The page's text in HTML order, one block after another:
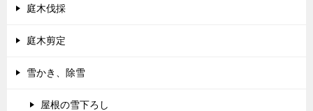
庭木伐採
庭木剪定
雪かき、除雪
屋根の雪下ろし